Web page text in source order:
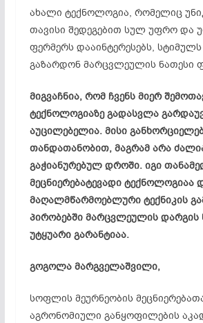
ახალი ტექნოლოგია, რომელიც
თავისი შედეგებით სულ უფრო და
ფერმერს დააინტერესებს, სტიმულს
გაზარდონ მარცვლეულის ნათესი
მიგვაჩნია, რომ ჩვენს მიერ
ტექნოლოგიაზე გადასვლა
აუცილებელია. მისი
თანდათანობით, მაგრამ არა
გაჭიანურებულ დროში. იგი
მეცნიერებატევადი ტექნოლოგიაა
მაღალმწარმოებლური ტექნიკის
პირობებში მარცვლეულის დარგის
უტყუარი გარანტიაა.
გოგოლა მარგველაშვილი,
სოფლის მეურნეობის
აგრონომიული განყოფილების